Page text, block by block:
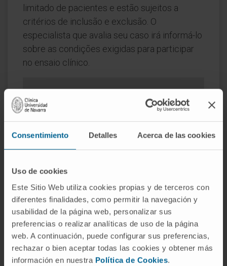
Consentimiento Detalles Acerca de las cookies
Uso de cookies
Este Sitio Web utiliza cookies propias y de terceros con
diferentes finalidades, como permitir la navegación y
usabilidad de la página web, personalizar sus
preferencias o realizar analíticas de uso de la página
web. A continuación, puede configurar sus preferencias,
rechazar o bien aceptar todas las cookies y obtener más
información en nuestra Política de Cookies.
limitado de pacientes e estão sujeitos a
critérios de inclusão e exclusão. O
especialista que avalia seu caso irá informá-lo
sobre as condições exigidas para participar
no ensaio clínico.
Mais informações sobre este
ensaio clínico
Resumo
Informações
Calendário